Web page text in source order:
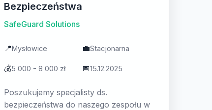
Bezpieczeństwa
SafeGuard Solutions
📍Mysłowice 💼Stacjonarna
💰5 000 - 8 000 zł 📅15.12.2025
Poszukujemy specjalisty ds.
bezpieczeństwa do naszego zespołu w